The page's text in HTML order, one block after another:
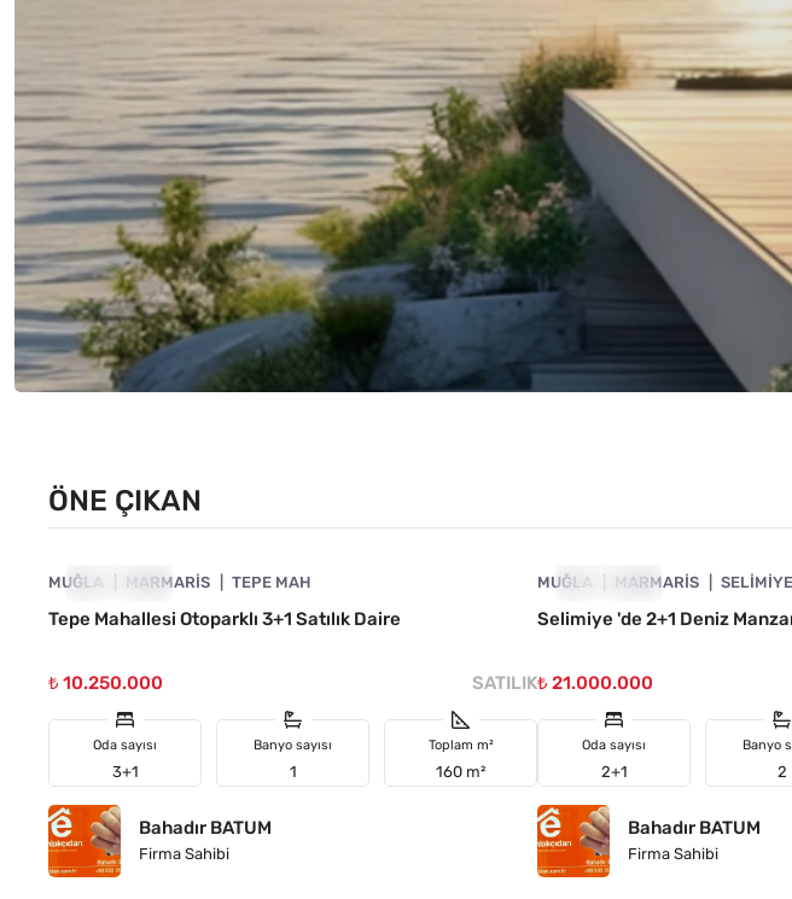
ÖNE ÇIKAN
ÖNE ÇIKAN
MUĞLA MARMARIS TEPE MAH
Tepe Mahallesi Otoparklı 3+1 Satılık Daire
₺ 10.250.000 SATILIK
Oda sayısı
3+1
Banyo sayısı
1
Toplam m²
160 m²
Bahadır BATUM
Firma Sahibi
ÖNE ÇIKAN
MUĞLA MARMARIS
Selimiye 'de 2+1 Deniz
₺ 21.000.000
Oda sayısı
2+1
Banyo
2
Bahadır BATUM
Firma Sahibi